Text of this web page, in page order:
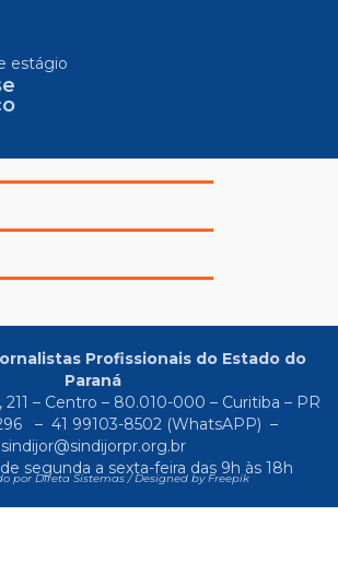
estágio
Profissionais do Estado do
Paraná
211 – Centro – 80.010-000 – Curitiba – PR
– 41 99103-8502(WhatsAPP) –
sindijor@sindijorpr.org.br
segunda a sexta-feira das 9h às 18h
por Direta Sistemas /Designed by Freepik